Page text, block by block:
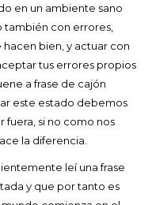
en un ambiente sano
con errores,
bien, y actuar con
tus errores propios
a frase de cajón
este estado debemos
fuera, si no como nos
la diferencia.
leí una frase
y que por tanto es